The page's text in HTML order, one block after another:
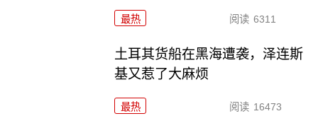
最热 阅读 6311
土耳其货船在黑海遭袭，泽连斯
基又惹了大麻烦
最热 阅读 16473